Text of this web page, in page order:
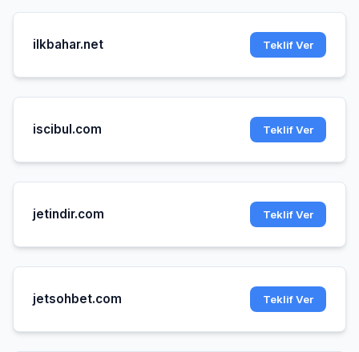
ilkbahar.net Teklif Ver
iscibul.com Teklif Ver
jetindir.com Teklif Ver
jetsohbet.com Teklif Ver